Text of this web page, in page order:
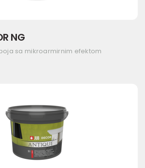
NG
sa mikroarmirnim efektom